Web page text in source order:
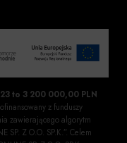
to 3 200 000,00 PLN
z funduszy
zawierającego algorytm
SP. Z O.O. SP.K.”. Celem